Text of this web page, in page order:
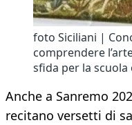
foto Siciliani |
comprendere
sfida per la scuola
Anche a Sanremo
recitano versetti di